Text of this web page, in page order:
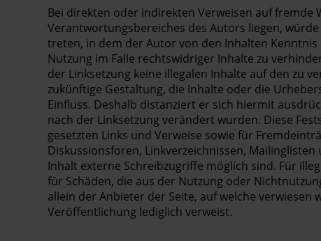
Bei direkten oder indirekten Verweisen auf fremde
Verantwortungsbereiches des Autors liegen,
treten, in dem der Autor von den Inhalten
Nutzung im Falle rechtswidriger Inhalte zu
der Linksetzung keine illegalen Inhalte auf den zu
zukünftige Gestaltung, die Inhalte oder die
Einfluss. Deshalb distanziert er sich hiermit
nach der Linksetzung verändert wurden. Diese
gesetzten Links und Verweise sowie für
Diskussionsforen, Linkverzeichnissen,
Inhalt externe Schreibzugriffe möglich sind. Für
für Schäden, die aus der Nutzung oder
allein der Anbieter der Seite, auf welche
Veröffentlichung lediglich verweist.